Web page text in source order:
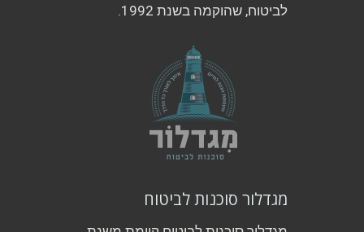
לביטוח, שהוקמה בשנת 1992.
מגדלור סוכנות לביטוח